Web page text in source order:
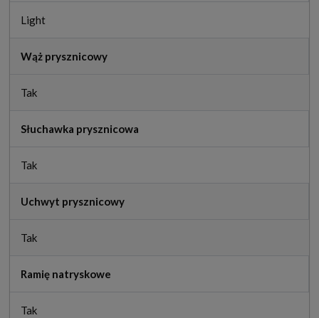
Light
Wąż prysznicowy
Tak
Słuchawka prysznicowa
Tak
Uchwyt prysznicowy
Tak
Ramię natryskowe
Tak